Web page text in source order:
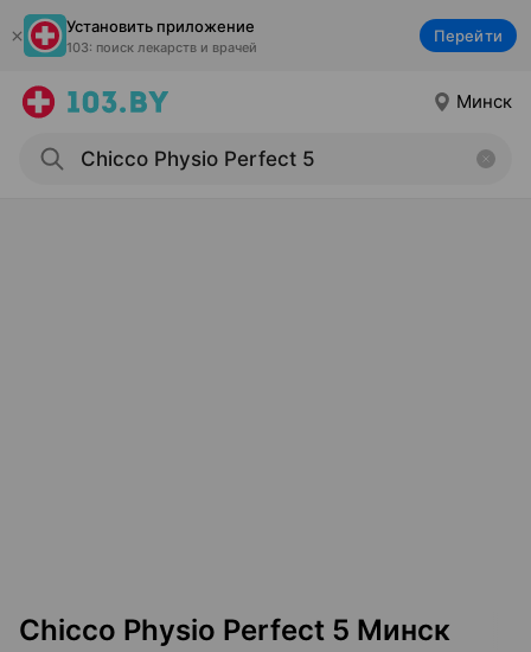
Установить приложение
103: поиск лекарств и врачей
Перейти
Минск
Chicco Physio Perfect 5 Минск